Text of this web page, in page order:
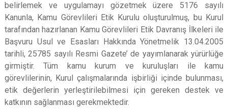
belirlemek ve uygulamayı gözetmek üzere 5176 sayılı
Kanunla, Kamu Görevlileri Etik Kurulu oluşturulmuş, bu Kurul
tarafından hazırlanan Kamu Görevlileri Etik Davranış İlkeleri ile
Başvuru Usul ve Esasları Hakkında Yönetmelik 13.04.2005
tarihli, 25785 sayılı Resmi Gazete’ de yayımlanarak yürürlüğe
girmiştir. Tüm kamu kurum ve kuruluşları ile kamu
görevlilerinin, Kurul çalışmalarında işbirliği içinde bulunması,
etik değerlerin yerleştirilebilmesi için gereken destek ve
katkının sağlanması gerekmektedir.